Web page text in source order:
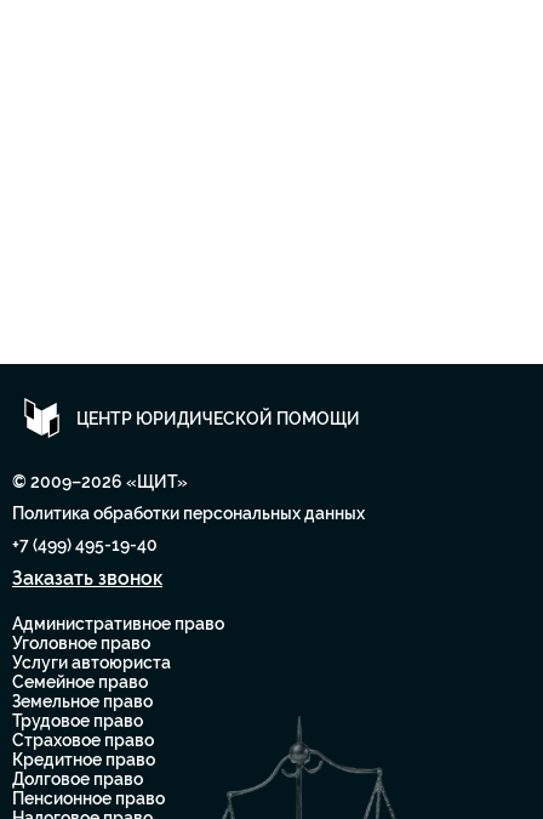
ЦЕНТР ЮРИДИЧЕСКОЙ ПОМОЩИ
© 2009–2026 «ЩИТ»
Политика обработки персональных данных
+7 (499) 495-19-40
Заказать звонок
Административное право
Уголовное право
Услуги автоюриста
Семейное право
Земельное право
Трудовое право
Страховое право
Кредитное право
Долговое право
Пенсионное право